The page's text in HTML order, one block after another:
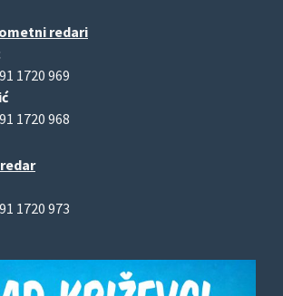
redari
1720 969
1720 968
1720 973